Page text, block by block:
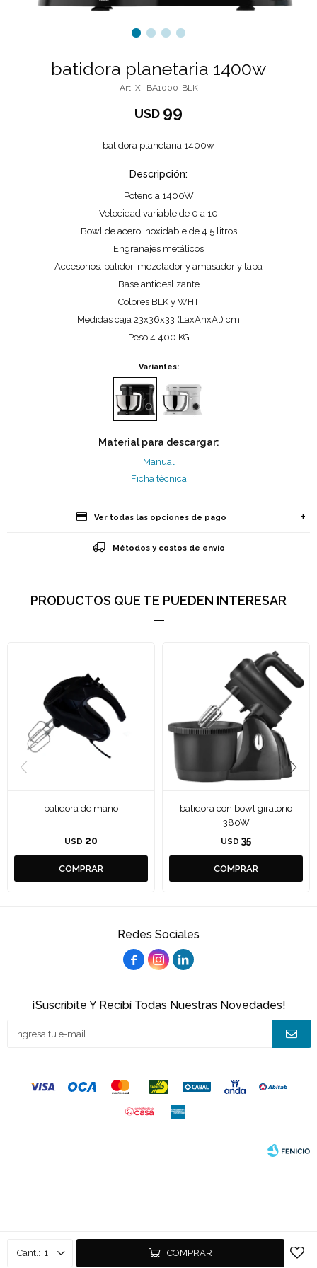
batidora planetaria 1400w
XI-BA1000-BLK
USD 99
batidora planetaria 1400w
Descripción:
Potencia 1400W
Velocidad variable de 0 a 10
Bowl de acero inoxidable de 4.5 litros
Engranajes metálicos
Accesorios: batidor, mezclador y amasador y tapa
Base antideslizante
Colores BLK y WHT
Medidas caja 23x36x33 (LaxAnxAl) cm
Peso 4.400 KG
Variantes:
1 COMPRAR
Material para descargar:
Manual
Ficha técnica
Ver todas las opciones de pago
Métodos y costos de envío
PRODUCTOS QUE TE PUEDEN INTERESAR
batidora de mano
USD 20
batidora con bowl giratorio
380W
USD 35
Redes Sociales
  
¡Suscribite Y Recibí Todas Nuestras Novedades!
Fenicio